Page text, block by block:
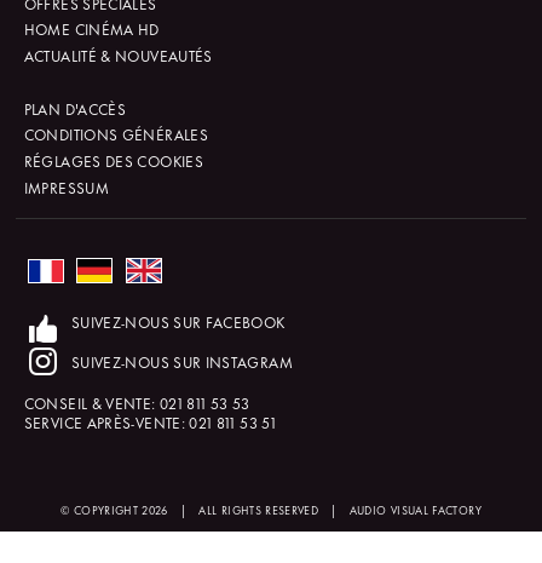
HOME CINÉMA HD
ACTUALITÉ & NOUVEAUTÉS
PLAN D'ACCÈS
CONDITIONS GÉNÉRALES
RÉGLAGES DES COOKIES
IMPRESSUM
SUIVEZ-NOUS SUR FACEBOOK
SUIVEZ-NOUS SUR INSTAGRAM
CONSEIL & VENTE: 021 811 53 53
SERVICE APRÈS-VENTE:021 811 53 51
© COPYRIGHT 2026 | ALL RIGHTS RESERVED | AUDIO VISUAL FACTORY